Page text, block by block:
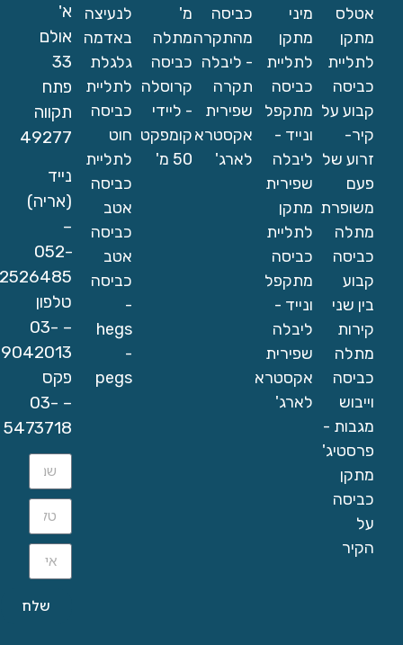
אטלס
מתקן
לתליית
כביסה
קבוע על
קיר-
זרוע של
פעם
משופרת
מתלה
כביסה
קבוע
בין שני
קירות
מתלה
כביסה
וייבוש
מגבות -
פרסטיג'
מתקן
כביסה
על
הקיר
מיני
מתקן
לתליית
כביסה
מתקפל
ונייד -
ליבלה
שפירית
מתקן
לתליית
כביסה
מתקפל
ונייד -
ליבלה
שפירית
אקסטרא
לארג'
כביסה
מהתקרה
- ליבלה
תקרה
שפירית
אקסטרא
לארג'
מ'
מתלה
כביסה
קרוסלה
- ליידי
קומפקט
50 מ'
לנעיצה
באדמה
גלגלת
לתליית
כביסה
חוט
לתליית
כביסה
אטב
כביסה
אטב
כביסה
-
hegs
-
pegs
א'
אולם
33
פתח
תקווה
49277
נייד
(אריה)
–
052-
2526485
טלפון
– 03-
9042013
פקס
– 03-
5473718
שלח